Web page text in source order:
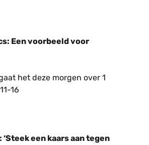
Een voorbeeld voor
het deze morgen over 1
16
‘Steek een kaars aan tegen